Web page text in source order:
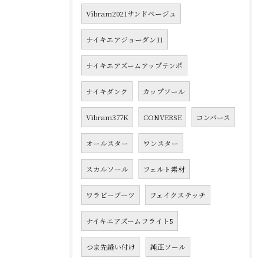
Vibram2021サンドベージュ
ナイキエアジョーダン11
ナイキエアズームアップテンポ
ナイキダンク カップソール
Vibram377K CONVERSE コンバース
オールスター ワンスター
スカルソール フェルト素材
ワラビーブーツ フェイクステッチ
ナイキエアズームフライト5
つま先縫い付け 純正ソール